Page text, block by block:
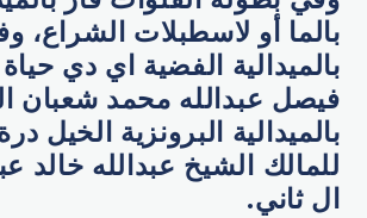
بالما أو لاسطبلات الشراع،
بالميدالية الفضية اي دي
فيصل عبدالله محمد شعبان
بالميدالية البرونزية الخيل
للمالك الشيخ عبدالله خالد
ال ثاني.